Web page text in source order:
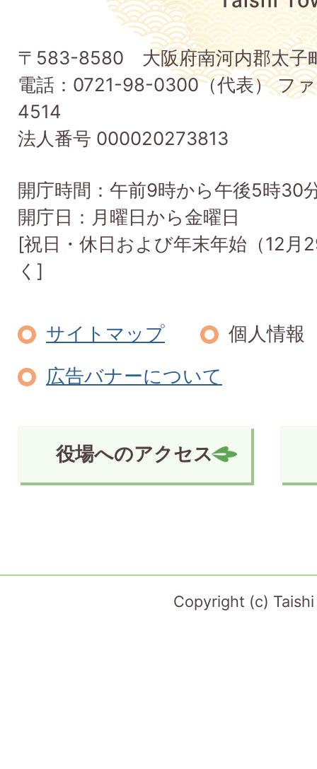
町
Taishi
Town
〒583-8580 大阪府南河内郡太子
電話：0721-98-0300（代表） フ
4514
法人番号 000020273813
開庁時間：午前9時から午後5時30
開庁日：月曜日から金曜日
[祝日・休日および年末年始（12月
く]
サイトマップ
個人情報
広告バナーについて
役場へのアクセス
Copyright (c)